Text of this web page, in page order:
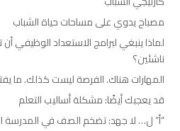
مصباح يدوي على مساحات حياة الشباب
لماذا ينبغي لبرامج الاستعداد الوظيفي
ناشئين؟
المهارات هناك. الفرصة ليست كذلك. ما
قد يعجبك أيضًا: مشكلة أساليب التعلم
“أ” ل… لا جهد: تضخم الصف في المدرسة